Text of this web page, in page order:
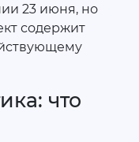
23 июня, но
содержит
что